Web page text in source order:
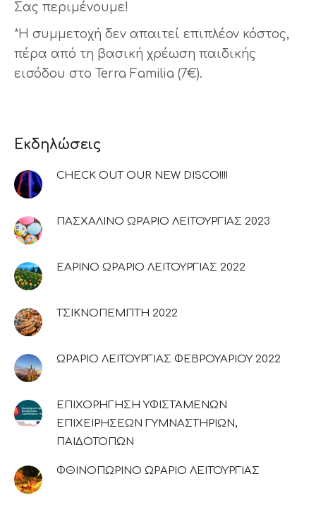
Σας περιμένουμε!
*Η συμμετοχή δεν απαιτεί επιπλέον κόστος,
πέρα από τη βασική χρέωση παιδικής
εισόδου στο Terra Familia (7€).
Εκδηλώσεις
CHECK OUT OUR NEW DISCO!!!!
ΠΑΣΧΑΛΙΝΟ ΩΡΑΡΙΟ ΛΕΙΤΟΥΡΓΙΑΣ 2023
ΕΑΡΙΝΟ ΩΡΑΡΙΟ ΛΕΙΤΟΥΡΓΙΑΣ 2022
ΤΣΙΚΝΟΠΕΜΠΤΗ 2022
ΩΡΑΡΙΟ ΛΕΙΤΟΥΡΓΙΑΣ ΦΕΒΡΟΥΑΡΙΟΥ 2022
ΕΠΙΧΟΡΗΓΗΣΗ ΥΦΙΣΤΑΜΕΝΩΝ
ΕΠΙΧΕΙΡΗΣΕΩΝ ΓΥΜΝΑΣΤΗΡΙΩΝ,
ΠΑΙΔΟΤΟΠΩΝ
ΦΘΙΝΟΠΩΡΙΝΟ ΩΡΑΡΙΟ ΛΕΙΤΟΥΡΓΙΑΣ